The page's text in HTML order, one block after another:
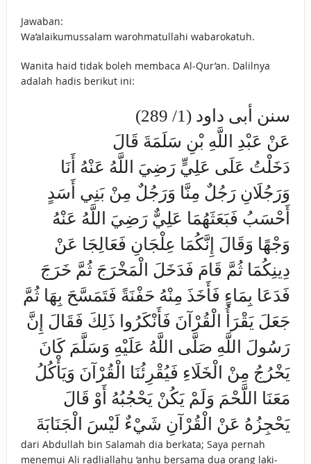
Jawaban:
Wa’alaikumussalam warohmatullahi wabarokatuh.
Wanita haid tidak boleh membaca Al-Qur’an. Dalilnya
adalah hadis berikut ini:
سنن أبى داود (1/ 289)
عَنْ عَبْدِ اللَّهِ بْنِ سَلَمَةَ قَالَ
دَخَلْتُ عَلَى عَلِيٍّ رَضِيَ اللَّهُ عَنْهُ أَنَا
وَرَجُلَانِ رَجُلٌ مِنَّا وَرَجُلٌ مِنْ بَنِي أَسَدٍ
أَحْسَبُ فَبَعَثَهُمَا عَلِيٌّ رَضِيَ اللَّهُ عَنْهُ
وَجْهًا وَقَالَ إِنَّكُمَا عِلْجَانِ فَعَالِجَا عَنْ
دِينِكُمَا ثُمَّ قَامَ فَدَخَلَ الْمَخْرَجَ ثُمَّ خَرَجَ
فَدَعَا بِمَاءٍ فَأَخَذَ مِنْهُ حَفْنَةً فَتَمَسَّحَ بِهَا ثُمَّ
جَعَلَ يَقْرَأُ الْقُرْآنَ فَأَنْكَرُوا ذَلِكَ فَقَالَ إِنَّ
رَسُولَ اللَّهِ صَلَّى اللَّهُ عَلَيْهِ وَسَلَّمَ كَانَ
يَخْرُجُ مِنْ الْخَلَاءِ فَيُقْرِئُنَا الْقُرْآنَ وَيَأْكُلُ
مَعَنَا اللَّحْمَ وَلَمْ يَكُنْ يَحْجُبُهُ أَوْ قَالَ
يَحْجِزُهُ عَنْ الْقُرْآنِ شَيْءٌ لَيْسَ الْجَنَابَةَ
dari Abdullah bin Salamah dia berkata; Saya pernah
menemui Ali radliallahu ‘anhu bersama dua orang laki-